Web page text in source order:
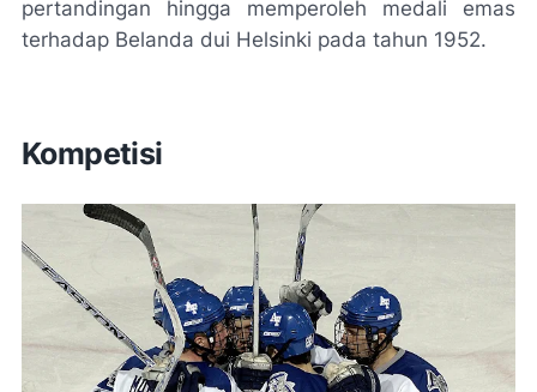
pertandingan hingga memperoleh medali emas
terhadap Belanda dui Helsinki pada tahun 1952.
Kompetisi